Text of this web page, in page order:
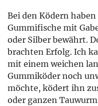
Bei den Ködern
Gummifische mit
oder Silber bewährt.
brachten Erfolg. Ich
mit einem weichen
Gummiköder noch
möchte, ködert ihn
oder ganzen